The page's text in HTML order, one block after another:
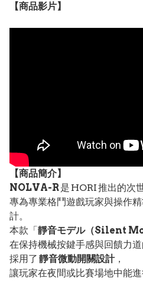
【商品影片】
【商品簡介】
NOLVA-R是 HORI 推出的次
專為專業格鬥遊戲玩家與操作
計。
本款「 靜音モデル（Silent
在保持機械按鍵手感與回饋力道
採用了 靜音微動開關設計，
讓玩家在夜間或比賽場地中能